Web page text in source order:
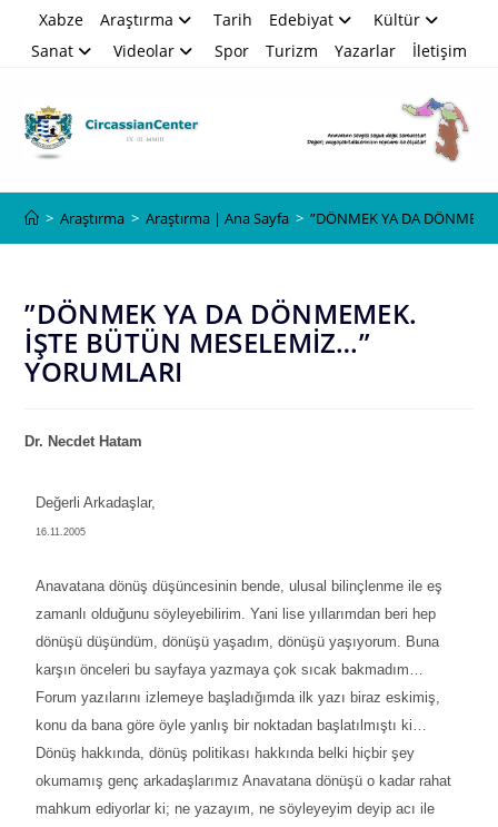
Xabze Araştırma Tarih Edebiyat
Kültür
Sanat
Videolar Spor Turizm Yazarlar İletişim
> Araştırma > Araştırma | Ana Sayfa > ”DÖNMEK YA DA
”DÖNMEK YA DA DÖNMEMEK.
İŞTE BÜTÜN MESELEMİZ…”
YORUMLARI
Dr. Necdet Hatam
Değerli Arkadaşlar,
16.11.2005
Anavatana dönüş düşüncesinin bende, ulusal bilinçlenme ile eş
zamanlı olduğunu söyleyebilirim. Yani lise yıllarımdan beri hep
dönüşü düşündüm, dönüşü yaşadım, dönüşü yaşıyorum. Buna
karşın önceleri bu sayfaya yazmaya çok sıcak bakmadım…
Forum yazılarını izlemeye başladığımda ilk yazı biraz eskimiş,
konu da bana göre öyle yanlış bir noktadan başlatılmıştı ki…
Dönüş hakkında, dönüş politikası hakkında belki hiçbir şey
okumamış genç arkadaşlarımız Anavatana dönüşü o kadar rahat
mahkum ediyorlar ki; ne yazayım, ne söyleyeyim deyip acı ile